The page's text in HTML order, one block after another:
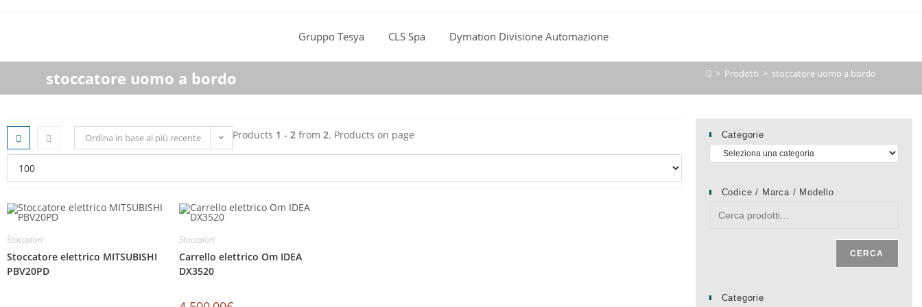
Gruppo Tesya CLS Spa Dymation Divisione Automazione
stoccatore uomo a bordo > Prodotti > stoccatore uomo a bordo
Ordina in base al più recente Products 1 - 2 from 2. Products on page
Stoccatori
Stoccatore elettrico MITSUBISHI
PBV20PD
Stoccatori
Carrello elettrico Om IDEA
DX3520
Categorie
Codice / Marca / Modello
CERCA
Categorie